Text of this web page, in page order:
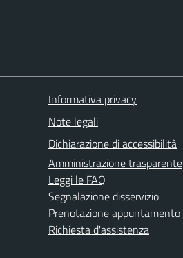
Informativa privacy
Note legali
Dichiarazione di accessibilità
Amministrazione trasparente
Leggi le FAQ
Segnalazione disservizio
Prenotazione appuntamento
Richiesta d'assistenza